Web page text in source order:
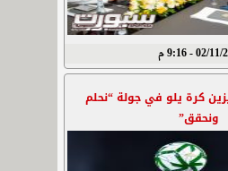
- 9:16 م
كرة يلو في جولة “نحلم
ونحقق”